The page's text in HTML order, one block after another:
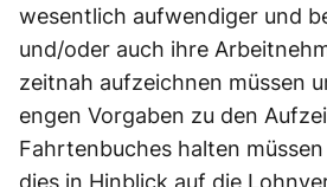
wesentlich aufwendiger und
und/oder auch ihre
zeitnah aufzeichnen müssen
engen Vorgaben zu den
Fahrtenbuches halten
dies in Hinblick auf die